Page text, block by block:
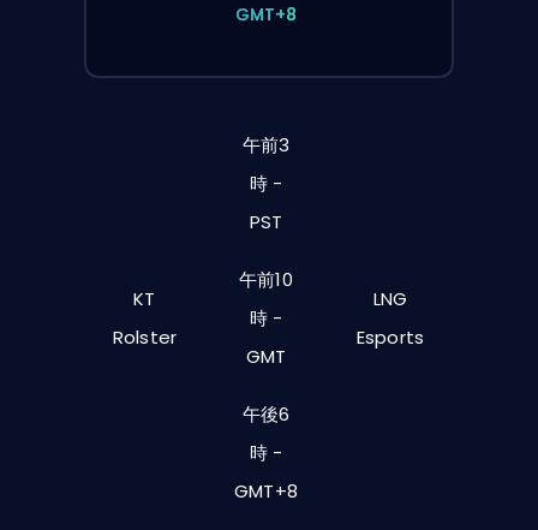
GMT+8
KT
Rolster
午前3
時 -
PST
午前10
時 -
GMT
午後6
時 -
GMT+8
LNG
Esports